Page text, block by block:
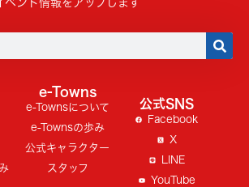
ベント情報をアップします
e-Towns
e-Townsについて
e-Townsの歩み
公式キャラクター
スタッフ
公式SNS
Facebook
X
LINE
YouTube